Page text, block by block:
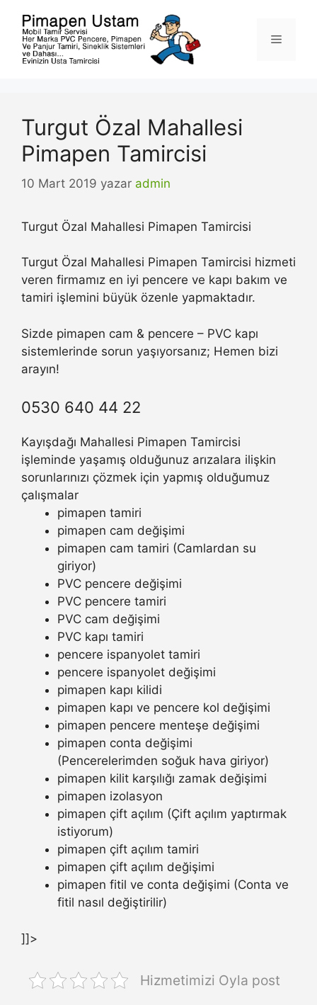
Menü
Turgut Özal Mahallesi
Pimapen Tamircisi
10 Mart 2019 yazar admin
Turgut Özal Mahallesi Pimapen Tamircisi
Turgut Özal Mahallesi Pimapen Tamircisi hizmeti
veren firmamız en iyi pencere ve kapı bakım ve
tamiri işlemini büyük özenle yapmaktadır.
Sizde pimapen cam & pencere – PVC kapı
sistemlerinde sorun yaşıyorsanız; Hemen bizi
arayın!
0530 640 44 22
Kayışdağı Mahallesi Pimapen Tamircisi
işleminde yaşamış olduğunuz arızalara ilişkin
sorunlarınızı çözmek için yapmış olduğumuz
çalışmalar
pimapen tamiri
pimapen cam değişimi
pimapen cam tamiri (Camlardan su
giriyor)
PVC pencere değişimi
PVC pencere tamiri
PVC cam değişimi
PVC kapı tamiri
pencere ispanyolet tamiri
pencere ispanyolet değişimi
pimapen kapı kilidi
pimapen kapı ve pencere kol değişimi
pimapen pencere menteşe değişimi
pimapen conta değişimi
(Pencerelerimden soğuk hava giriyor)
pimapen kilit karşılığı zamak değişimi
pimapen izolasyon
pimapen çift açılım (Çift açılım yaptırmak
istiyorum)
pimapen çift açılım tamiri
pimapen çift açılım değişimi
pimapen fitil ve conta değişimi (Conta ve
fitil nasıl değiştirilir)
]]>
Hizmetimizi Oyla post